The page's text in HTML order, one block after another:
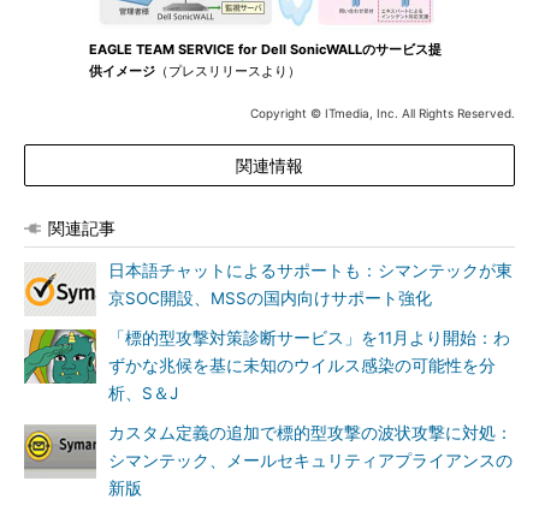
EAGLE TEAM SERVICE for Dell SonicWALLのサービス提
供イメージ （プレスリリースより）
Copyright © ITmedia, Inc. All Rights Reserved.
関連情報
関連記事
日本語チャットによるサポートも：シマンテックが東
京SOC開設、MSSの国内向けサポート強化
「標的型攻撃対策診断サービス」を11月より開始：わ
ずかな兆候を基に未知のウイルス感染の可能性を分
析、S＆J
カスタム定義の追加で標的型攻撃の波状攻撃に対処：
シマンテック、メールセキュリティアプライアンスの
新版